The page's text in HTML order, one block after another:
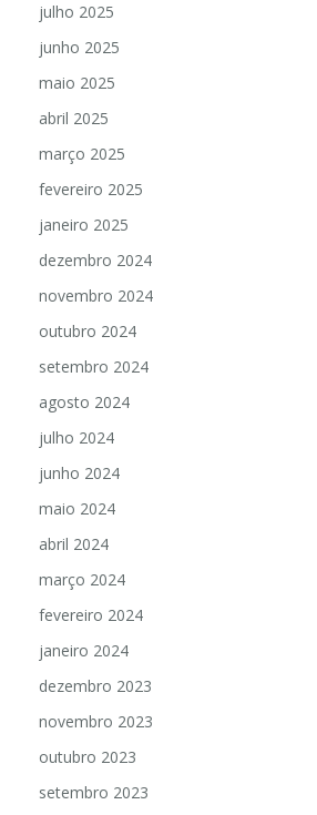
julho 2025
junho 2025
maio 2025
abril 2025
março 2025
fevereiro 2025
janeiro 2025
dezembro 2024
novembro 2024
outubro 2024
setembro 2024
agosto 2024
julho 2024
junho 2024
maio 2024
abril 2024
março 2024
fevereiro 2024
janeiro 2024
dezembro 2023
novembro 2023
outubro 2023
setembro 2023